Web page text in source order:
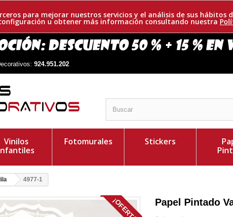
para mejorar nuestros servicios y el análisis de sus hábitos
u obtener más información consultando nuestra
924.951.202
Vinilos
Fotomurales Stickers
4977-1
¡OFERTA! Papel Pintado